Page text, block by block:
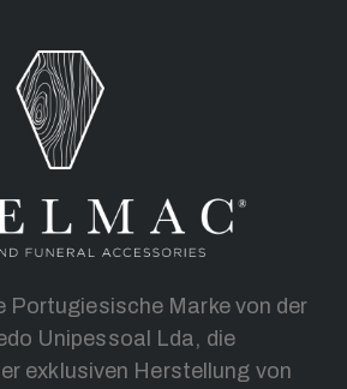
Portugiesische Marke von der
Unipessoal Lda, die
exklusiven Herstellung von